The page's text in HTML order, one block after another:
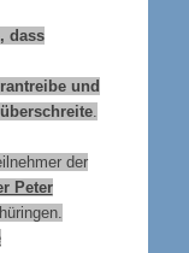
dass
und
.
der
Peter